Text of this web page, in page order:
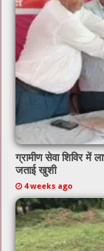
ग्रामीण सेवा शिविर में
जताई खुशी
4 weeks ago